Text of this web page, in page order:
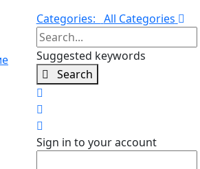
Categories: All Categories
Search...
Suggested keywords
Search
Sign in to your account